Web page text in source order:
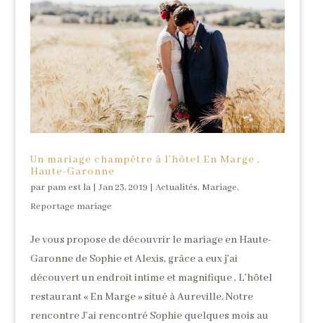
Un mariage champêtre à l’hôtel En Marge ,
Haute-Garonne
par pam est la| Jan 23, 2019 | Actualités, Mariage,
Reportage mariage
Je vous propose de découvrir le mariage en Haute-
Garonne de Sophie et Alexis, grâce a eux j’ai
découvert un endroit intime et magnifique , L’hôtel
restaurant « En Marge » situé à Aureville. Notre
rencontre J’ai rencontré Sophie quelques mois au